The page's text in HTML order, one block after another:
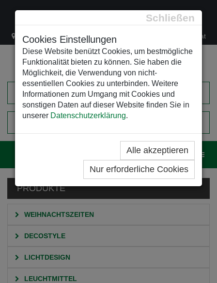
Schließen
Cookies Einstellungen
Diese Website benützt Cookies, um bestmögliche
Funktionalität bieten zu können. Sie haben die
Möglichkeit, die Verwendung von nicht-
essentiellen Cookies zu unterbinden. Weitere
Informationen zum Umgang mit Cookies und
sonstigen Daten auf dieser Website finden Sie in
unserer Datenschutzerklärung.
Alle akzeptieren
Nur erforderliche Cookies
Lacknergasse 78 +43/1/470 37 00 office@leso.at
EINKAUFSWAGEN
PRODUKTE
WEIHNACHTSZEITEN
DECOSTYLE
LICHTDESIGN
LEUCHTMITTEL